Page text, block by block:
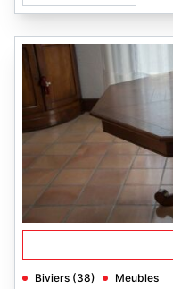
Biviers (38) Meubles